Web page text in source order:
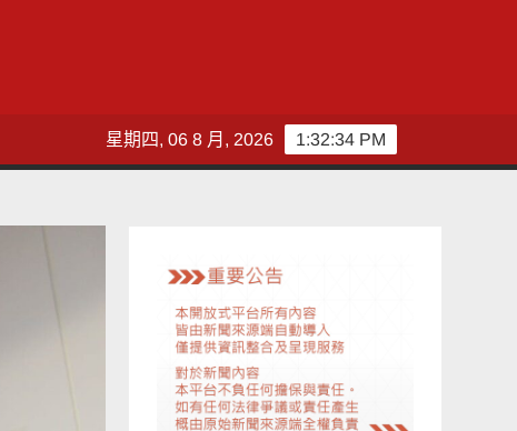
1:32:36 PM
星期四, 06 8 月, 2026